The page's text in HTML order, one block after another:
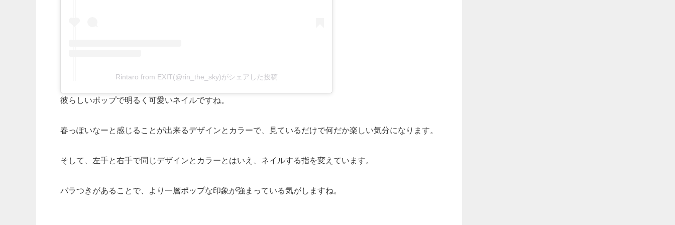
Rintaro from EXIT(@rin_the_sky)がシェアした投稿
彼らしいポップで明るく可愛いネイルですね。
春っぽいなーと感じることが出来るデザインとカラーで、見ているだけで何だか楽しい気分になります。
そして、左手と右手で同じデザインとカラーとはいえ、ネイルする指を変えています。
バラつきがあることで、より一層ポップな印象が強まっている気がしますね。